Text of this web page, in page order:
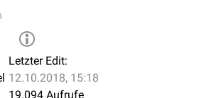
Letzter Edit:
12.10.2018, 15:18
19.094 Aufrufe